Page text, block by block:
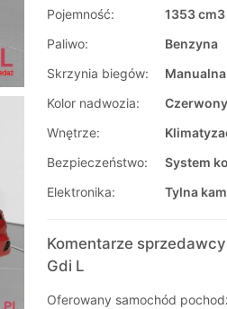
Pojemność:
1353 cm3
Paliwo:
Benzyna
Skrzynia biegów:
Manualna
Kolor nadwozia:
Czerwony
Wnętrze:
Bezpieczeństwo:
System
Elektronika:
Tylna
Komentarze
Gdi L
Oferowany samochód